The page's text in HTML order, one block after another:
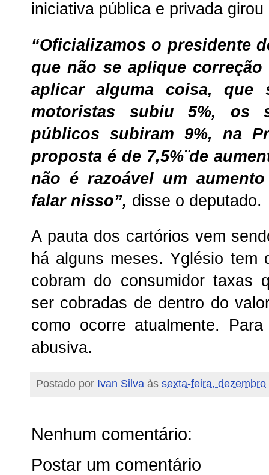
iniciativa pública e privada
“Oficializamos o presidente
que não se aplique
aplicar alguma coisa, que
motoristas subiu 5%, os
públicos subiram 9%, na
proposta é de 7,5%¨de
não é razoável um
falar nisso”, disse o deputado.
A pauta dos cartórios vem
há alguns meses. Yglésio tem
cobram do consumidor taxas
ser cobradas de dentro do
como ocorre atualmente.
abusiva.
Postado por Ivan Silva às sexta-feira, dezembro
Nenhum comentário:
Postar um comentário